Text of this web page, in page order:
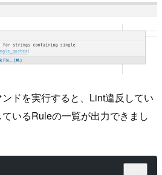
ンドを実行すると、Lint違反してい
いるRuleの一覧が出力できまし